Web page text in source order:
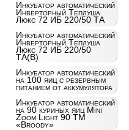
Инкубатор автоматический
Инверторный Теплуша
Люкс 72 ИБ 220/50 ТА
Инкубатор автоматический
Инверторный Теплуша
Люкс 72 ИБ 220/50
ТА(В)
Инкубатор автоматический
на 100 яиц c резервным
питанием от аккумулятора
Инкубатор автоматический
на 90 куриных яиц Mini
Zoom Light 90 ТМ
«Broody»